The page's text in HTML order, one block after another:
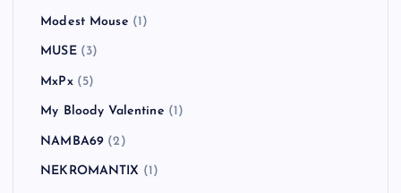
Modest Mouse (1)
MUSE(3)
MxPx(5)
My Bloody Valentine (1)
NAMBA69 (2)
NEKROMANTIX (1)